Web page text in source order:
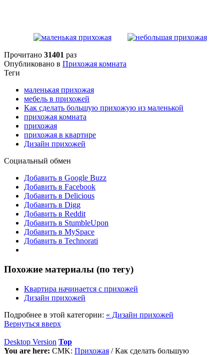
Прочитано 31401 раз
Опубликовано в Прихожая комната
Теги
маленькая прихожая
мебель в прихожей
Как сделать большую прихожую из маленькой
прихожая комната
прихожая
прихожая в квартире
Дизайн прихожей
Социальный обмен
Добавить в Google Buzz
Добавить в Facebook
Добавить в Delicious
Добавить в Digg
Добавить в Reddit
Добавить в StumbleUpon
Добавить в MySpace
Добавить в Technorati
Похожие материалы (по тегу)
Квартира начинается с прихожей
Дизайн прихожей
Подробнее в этой категории: « Дизайн прихожей
Вернуться вверх
Desktop Version Top
You are here: CMK: Прихожая /Как сделать большую